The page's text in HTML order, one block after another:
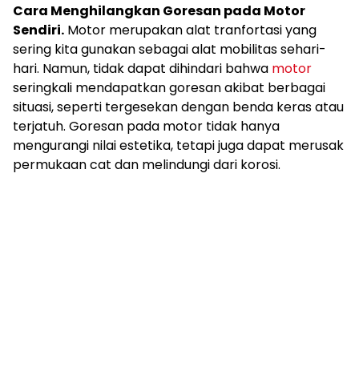
Cara Menghilangkan Goresan pada Motor
Sendiri. Motor merupakan alat tranfortasi yang
sering kita gunakan sebagai alat mobilitas sehari-
hari. Namun, tidak dapat dihindari bahwa motor
seringkali mendapatkan goresan akibat berbagai
situasi, seperti tergesekan dengan benda keras atau
terjatuh. Goresan pada motor tidak hanya
mengurangi nilai estetika, tetapi juga dapat merusak
permukaan cat dan melindungi dari korosi.